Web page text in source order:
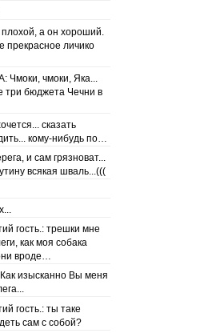
а он хороший.
прекрасное личико
чмоки, Яка...
три бюджета Чечни в
сказать
кому-нибудь по…
и сам грязноват...
всякая шваль...(((
гость.: трешки мне
как моя собака
вроде…
изысканно Вы меня
гость.: ты таке
сам с собой?